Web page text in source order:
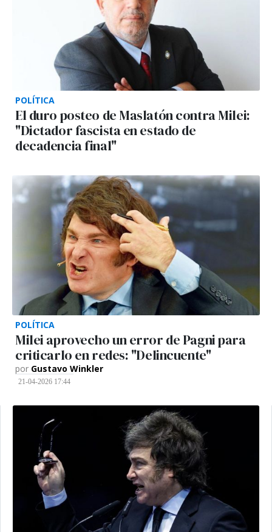
POLÍTICA
El duro posteo de Maslatón contra Milei:
"Dictador fascista en estado de
decadencia final"
POLÍTICA
Milei aprovecho un error de Pagni para
criticarlo en redes: "Delincuente"
por Gustavo Winkler
21-04-2026 17:44